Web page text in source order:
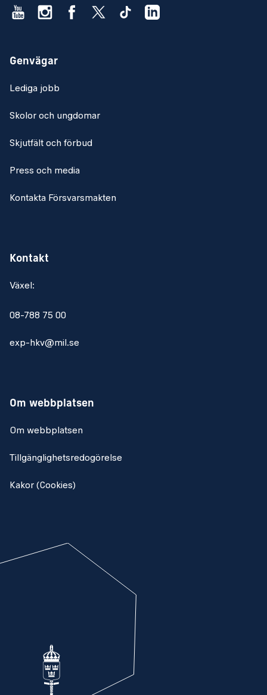
Genvägar
Lediga jobb
Skolor och ungdomar
Skjutfält och förbud
Press och media
Kontakta Försvarsmakten
Kontakt
Växel:
08-788 75 00
exp-hkv@mil.se
Om webbplatsen
Om webbplatsen
Tillgänglighetsredogörelse
Kakor (Cookies)